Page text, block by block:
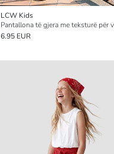
LCW Kids
Pantallona të gjera me teksturë për
6.95 EUR